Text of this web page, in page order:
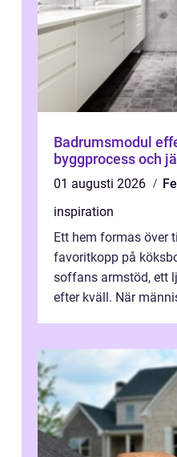
Badrumsmodul effektivare
byggprocess och
01 augusti 2026
inspiration
Ett hem formas över
favoritkopp på
soffans armstöd, ett
efter kväll. När